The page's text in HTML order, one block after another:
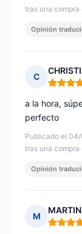
tras una
Opinión
C
Nota: 5
Publicado el
tras una
a la hora,
perfecto
Opinión
M
Nota: 5